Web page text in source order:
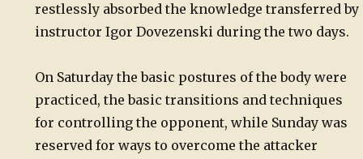
restlessly absorbed the knowledge transferred by
instructor Igor Dovezenski during the two days.
On Saturday the basic postures of the body were
practiced, the basic transitions and techniques
for controlling the opponent, while Sunday was
reserved for ways to overcome the attacker